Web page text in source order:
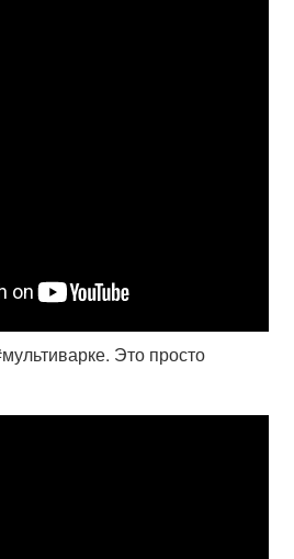
Это просто